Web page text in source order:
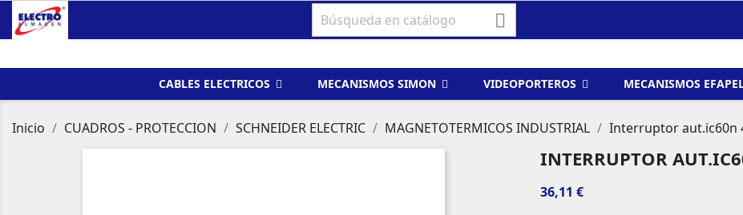

CABLES ELECTRICOS MECANISMOS SIMON VIDEOPORTEROS MECANISMOS
Inicio CUADROS - PROTECCION SCHNEIDER ELECTRIC MAGNETOTERMICOS INDUSTRIAL Interruptor aut.ic60n
INTERRUPTOR
36,11 €